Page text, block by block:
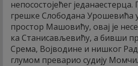
непосостојећег једанаестерца.
грешке Слободана Урошевића
простор Машовићу, овај је
ка Станисављевићу, а бивши
Срема, Војводине и нишког
глумом преварио судију